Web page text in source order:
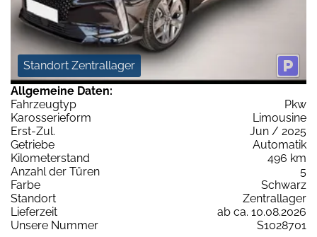
Standort Zentrallager
Allgemeine Daten:
Fahrzeugtyp
Pkw
Karosserieform
Limousine
Erst-Zul.
Jun / 2025
Getriebe
Automatik
Kilometerstand
496 km
Anzahl der Türen
5
Farbe
Schwarz
Standort
Zentrallager
Lieferzeit
ab ca. 10.08.2026
Unsere Nummer
S1028701